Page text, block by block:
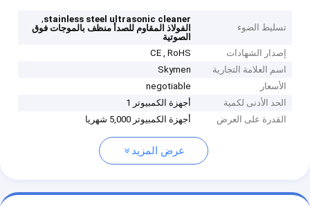
تسليط الضوء
stainless steel ultrasonic cleaner
,
الفولاذ المقاوم للصدأ منظف بالموجات فوق
الصوتية
إصدار الشهادات
CE , RoHS
اسم العلامة التجارية
Skymen
الأسعار
negotiable
الحد الأدنى لكمية
أجهزة الكمبيوتر 1
القدرة على العرض
أجهزة الكمبيوتر 5,000 شهريا
عرض المزيد